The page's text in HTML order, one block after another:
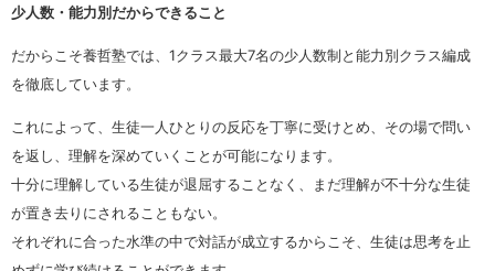
少人数・能力別だからできること
だからこそ養哲塾では、1クラス最大7名の少人数制と能力別クラス編成
を徹底しています。
これによって、生徒一人ひとりの反応を丁寧に受けとめ、その場で問い
を返し、理解を深めていくことが可能になります。
十分に理解している生徒が退屈することなく、まだ理解が不十分な生徒
が置き去りにされることもない。
それぞれに合った水準の中で対話が成立するからこそ、生徒は思考を止